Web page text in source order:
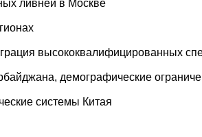
ливней в Москве
высококвалифицированных
демографические
системы Китая